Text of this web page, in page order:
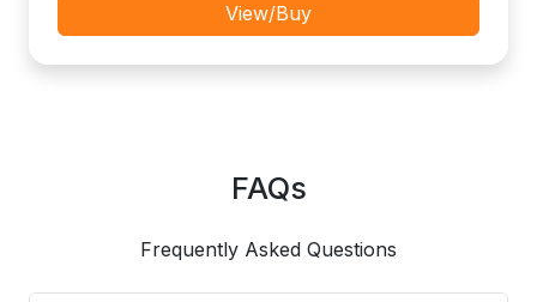
View/Buy
FAQs
Frequently Asked Questions